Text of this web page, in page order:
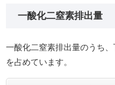
一酸化二窒素排出量
一酸化二窒素排出量のうち
を占めています。